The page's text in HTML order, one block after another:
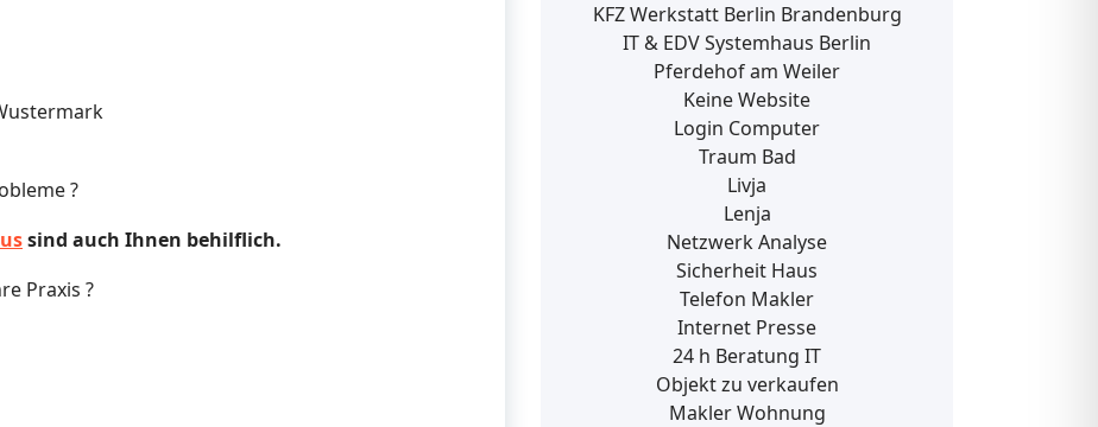
?
sind auch Ihnen behilflich.
Praxis ?
KFZ Werkstatt Berlin Brandenburg
IT & EDV Systemhaus Berlin
Pferdehof am Weiler
Keine Website
Login Computer
Traum Bad
Livja
Lenja
Netzwerk Analyse
Sicherheit Haus
Telefon Makler
Internet Presse
24 h Beratung IT
Objekt zu verkaufen
Makler Wohnung